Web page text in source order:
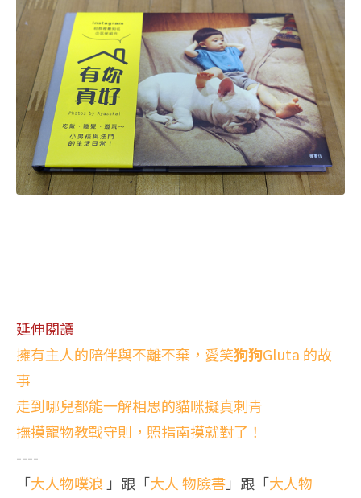
延伸閱讀
擁有主人的陪伴與不離不棄，愛笑狗狗Gluta 的故
事
走到哪兒都能一解相思的貓咪擬真刺青
撫摸寵物教戰守則，照指南摸就對了！
----
「大人物噗浪 」跟「大人 物臉書」跟「大人物